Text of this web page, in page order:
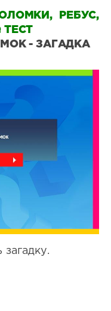
РЕБУС,
ТЕСТ
- ЗАГАДКА
загадку.